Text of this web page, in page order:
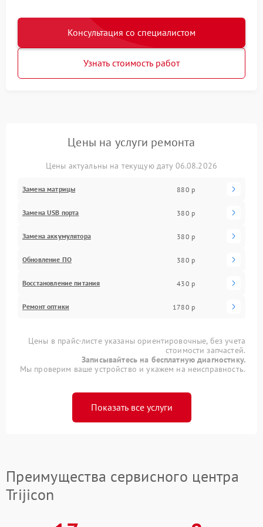
Консультация со специалистом
Узнать стоимость работ
Цены на услуги ремонта
Цены актуальны на текущую дату 06.08.2026
Замена матрицы 880 р
Замена USB порта 380 р
Замена аккумулятора 380 р
Обновление ПО 380 р
Восстановление питания 430 р
Ремонт оптики 1780 р
Цены в прайс-листе указаны ориентировочные, без учета
стоимости запчастей.
Записывайтесь на бесплатную диагностику.
Мы проверим ваше устройство и укажем на неисправность.
Показать все услуги
Преимущества сервисного центра
Trijicon